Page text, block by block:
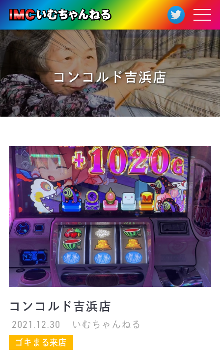
コンコルド吉浜店
コンコルド吉浜店
2021.12.30
いむちゃんねる
ゴキまる来店